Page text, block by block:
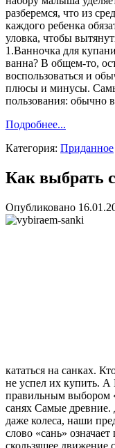
разберемся, что из
каждого ребенка
уловка, чтобы
1.Ванночка для
ванна? В общем-то,
воспользоваться и
плюсы и минусы.
пользования: обычно
Подробнее...
Категория: Приданное
Как выбрать
Опубликовано
кататься на санках.
не успел их купить. А
правильным выбором
санях Самые древние.
даже колеса, наши
слово «сань»
скользящее движение